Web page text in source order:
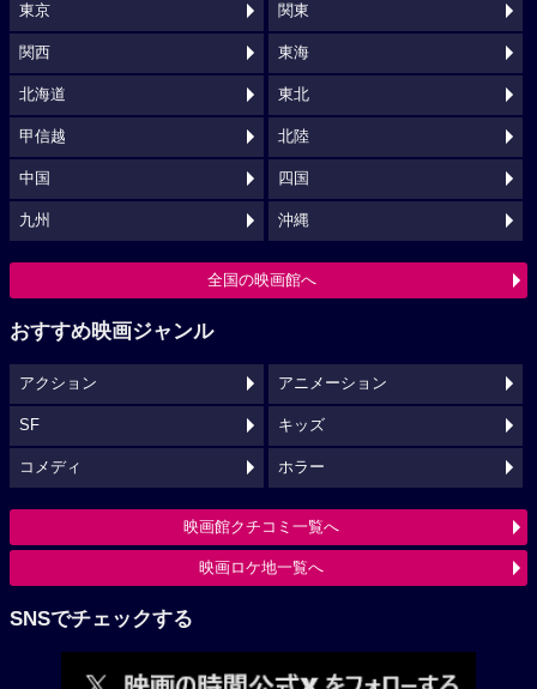
東京 関東
関西 東海
北海道 東北
甲信越 北陸
中国 四国
九州 沖縄
全国の映画館へ
おすすめ映画ジャンル
アクション アニメーション
SF キッズ
コメディ ホラー
映画館クチコミ一覧へ
映画ロケ地一覧へ
SNSでチェックする